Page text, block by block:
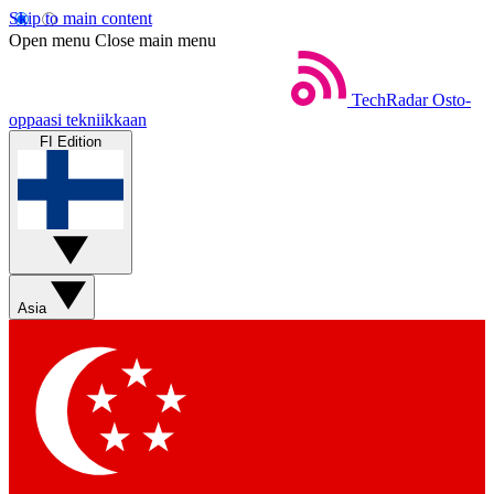
Skip to main content
Open menu Close main menu
TechRadar Osto-
oppaasi tekniikkaan
FI Edition
Asia